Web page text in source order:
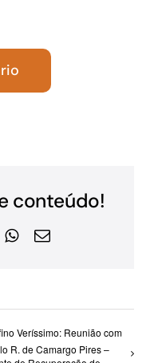
conteúdo!
WhatsApp
E-
Veríssimo: Reunião com
R. de Camargo Pires –